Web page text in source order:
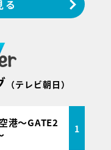
る
（テレビ朝日）
港～GATE2
1